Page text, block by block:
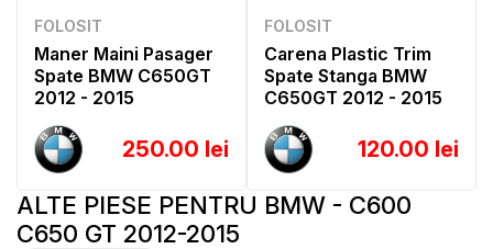
FOLOSIT
Maner Maini Pasager
Spate BMW C650GT
2012 - 2015
250.00 lei
FOLOSIT
Carena Plastic Trim
Spate Stanga BMW
C650GT 2012 - 2015
120.00 lei
ALTE PIESE PENTRU BMW - C600
C650 GT 2012-2015